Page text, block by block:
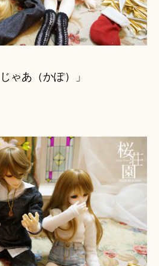
ゃあ（かぽ）」